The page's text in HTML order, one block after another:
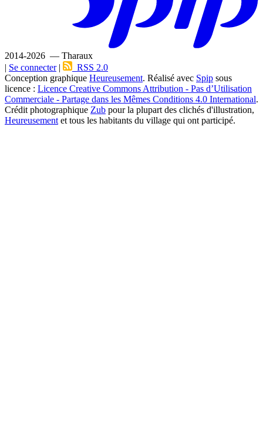
2014-2026 — Tharaux
| Se connecter|
RSS 2.0
Conception graphique Heureusement. Réalisé avec Spip sous
licence : Licence Creative Commons Attribution - Pas d’Utilisation
Commerciale - Partage dans les Mêmes Conditions 4.0 International.
Crédit photographique Zub pour la plupart des clichés d'illustration,
Heureusement et tous les habitants du village qui ont participé.